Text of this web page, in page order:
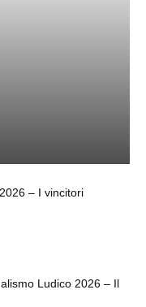
– I vincitori
Ludico 2026 – Il